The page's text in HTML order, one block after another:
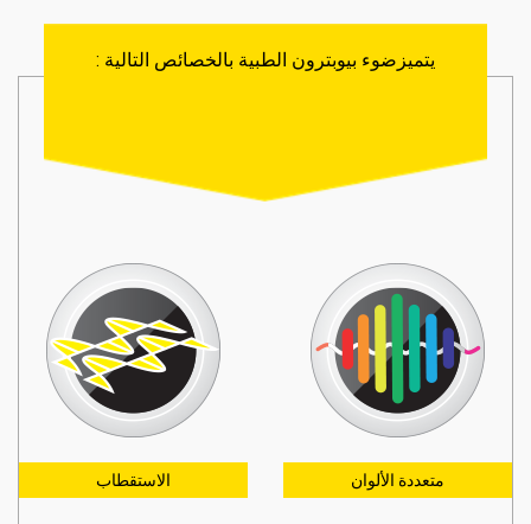
يتميزضوء بيوبترون الطبية بالخصائص التالية :
الاستقطاب متعددة الألوان